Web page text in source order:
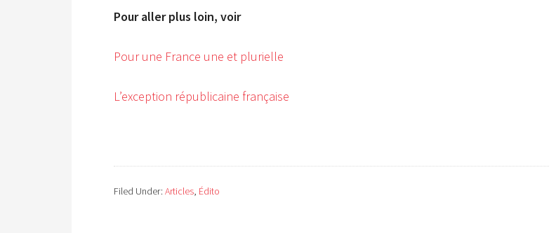
Pour aller plus loin, voir
Pour une France une et plurielle
L’exception républicaine française
Filed Under: Articles, Édito